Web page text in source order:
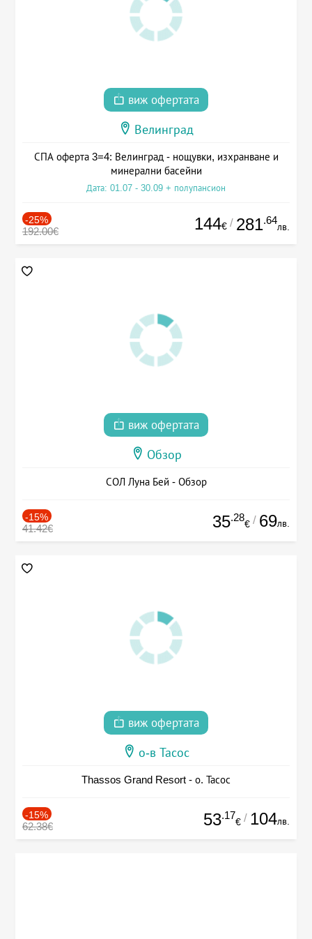
виж офертата
Велинград
СПА оферта 3=4: Велинград - нощувки, изхранване и
минерални басейни
Дата: 01.07 - 30.09 + полупансион
-25%
192.00€ 144€ / 281.64
лв.
виж офертата
Обзор
СОЛ Луна Бей - Обзор
-15%
41.42€ 35.28
€ / 69лв.
виж офертата
о-в Тасос
Thassos Grand Resort - о. Тасос
-15%
62.38€ 53.17
€ / 104лв.